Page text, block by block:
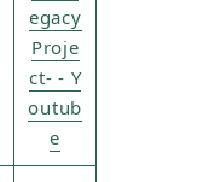
egacy
Proje
ct- - Y
outub
e